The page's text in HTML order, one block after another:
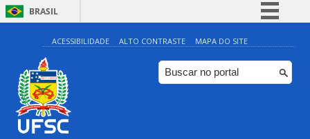
BRASIL
Simplifique!
Comunica BR
Participe
ACESSIBILIDADE ALTO CONTRASTE MAPA DO SITE